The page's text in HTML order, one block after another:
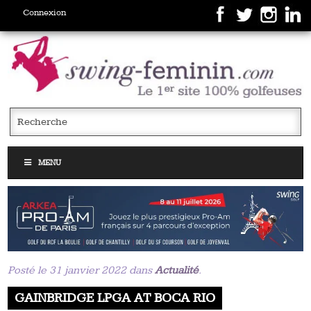
Connexion
MENU
Posté le 31 janvier 2022 dansActualité.
GAINBRIDGE LPGA AT BOCA RIO